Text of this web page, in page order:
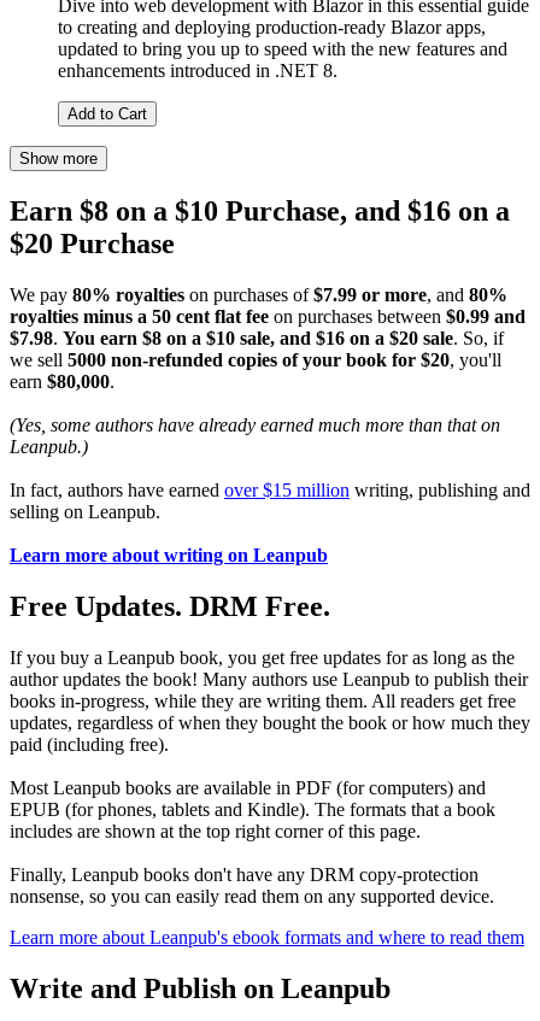
Dive into web development with Blazor in this essential guide
to creating and deploying production-ready Blazor apps,
updated to bring you up to speed with the new features and
enhancements introduced in .NET 8.
Add to Cart
Show more
Earn $8 on a $10 Purchase, and $16 on a
$20 Purchase
We pay 80% royalties on purchases of$7.99 or more, and 80%
royalties minus a 50 cent flat fee on purchases between $0.99 and
$7.98. You earn $8 on a $10 sale, and $16 on a $20 sale. So, if
we sell 5000 non-refunded copies of your book for $20, you'll
earn $80,000.
(Yes, some authors have already earned much more than that on
Leanpub.)
In fact, authors have earned over $15 million writing, publishing and
selling on Leanpub.
Learn more about writing on Leanpub
Free Updates. DRM Free.
If you buy a Leanpub book, you get free updates for as long as the
author updates the book! Many authors use Leanpub to publish their
books in-progress, while they are writing them. All readers get free
updates, regardless of when they bought the book or how much they
paid (including free).
Most Leanpub books are available in PDF (for computers) and
EPUB (for phones, tablets and Kindle). The formats that a book
includes are shown at the top right corner of this page.
Finally, Leanpub books don't have any DRM copy-protection
nonsense, so you can easily read them on any supported device.
Learn more about Leanpub's ebook formats and where to read them
Write and Publish on Leanpub